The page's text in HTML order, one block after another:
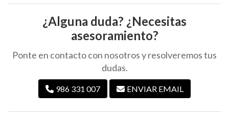
¿Alguna duda? ¿Necesitas
asesoramiento?
Ponte en contacto con nosotros y resolveremos tus
dudas.
986 331 007 ENVIAR EMAIL